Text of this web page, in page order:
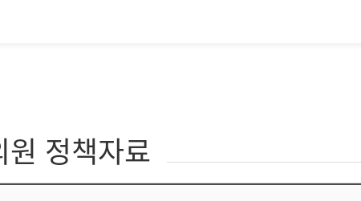
원 정책자료